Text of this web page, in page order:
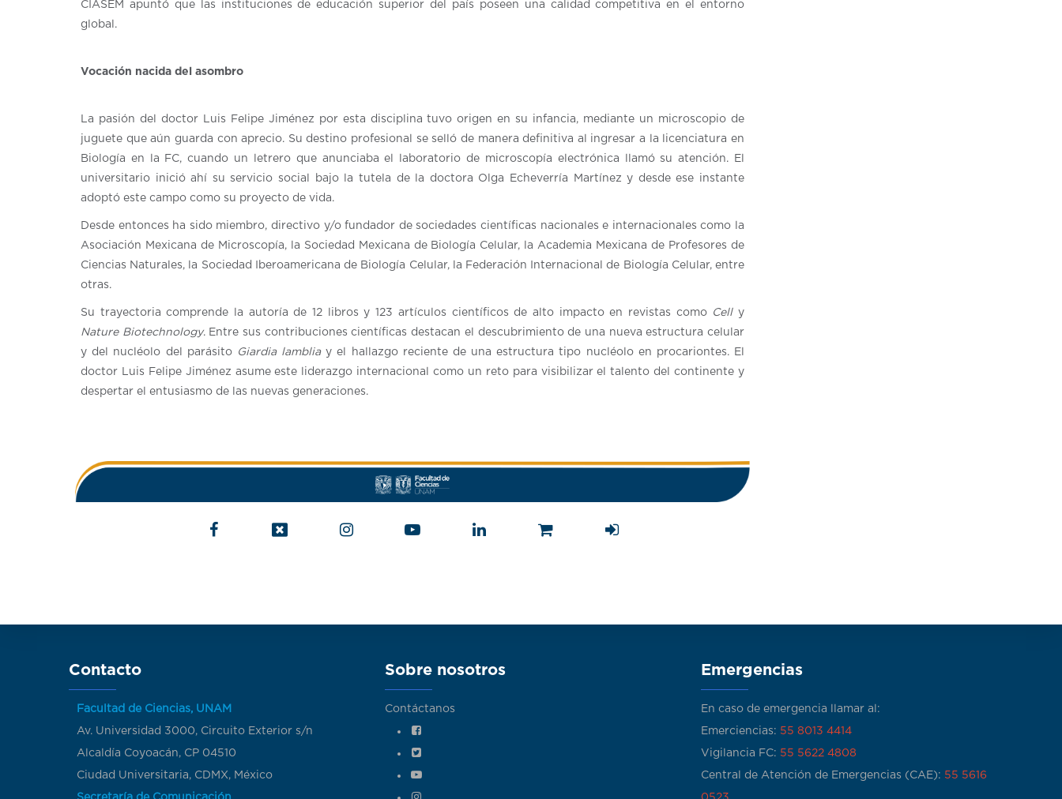
CIASEM apuntó que las instituciones de educación superior del país poseen una calidad competitiva en el entorno
global.
Vocación nacida del asombro
La pasión del doctor Luis Felipe Jiménez por esta disciplina tuvo origen en su infancia, mediante un microscopio de
juguete que aún guarda con aprecio. Su destino profesional se selló de manera definitiva al ingresar a la licenciatura en
Biología en la FC, cuando un letrero que anunciaba el laboratorio de microscopía electrónica llamó su atención. El
universitario inició ahí su servicio social bajo la tutela de la doctora Olga Echeverría Martínez y desde ese instante
adoptó este campo como su proyecto de vida.
Desde entonces ha sido miembro, directivo y/o fundador de sociedades científicas nacionales e internacionales como la
Asociación Mexicana de Microscopía, la Sociedad Mexicana de Biología Celular, la Academia Mexicana de Profesores de
Ciencias Naturales, la Sociedad Iberoamericana de Biología Celular, la Federación Internacional de Biología Celular, entre
otras.
Su trayectoria comprende la autoría de 12 libros y 123 artículos científicos de alto impacto en revistas como Celly
Nature Biotechnology. Entre sus contribuciones científicas destacan el descubrimiento de una nueva estructura celular
y del nucléolo del parásito Giardia lambliay el hallazgo reciente de una estructura tipo nucléolo en procariontes. El
doctor Luis Felipe Jiménez asume este liderazgo internacional como un reto para visibilizar el talento del continente y
despertar el entusiasmo de las nuevas generaciones.
Contacto
Facultad de Ciencias, UNAM
Av. Universidad 3000, Circuito Exterior s/n
Alcaldía Coyoacán, CP 04510
Ciudad Universitaria, CDMX, México
Sobre nosotros
Contáctanos
Emergencias
En caso de emergencia llamar al:
Emerciencias: 55 8013 4414
Vigilancia FC: 55 5622 4808
Central de Atención de Emergencias (CAE): 55 5616